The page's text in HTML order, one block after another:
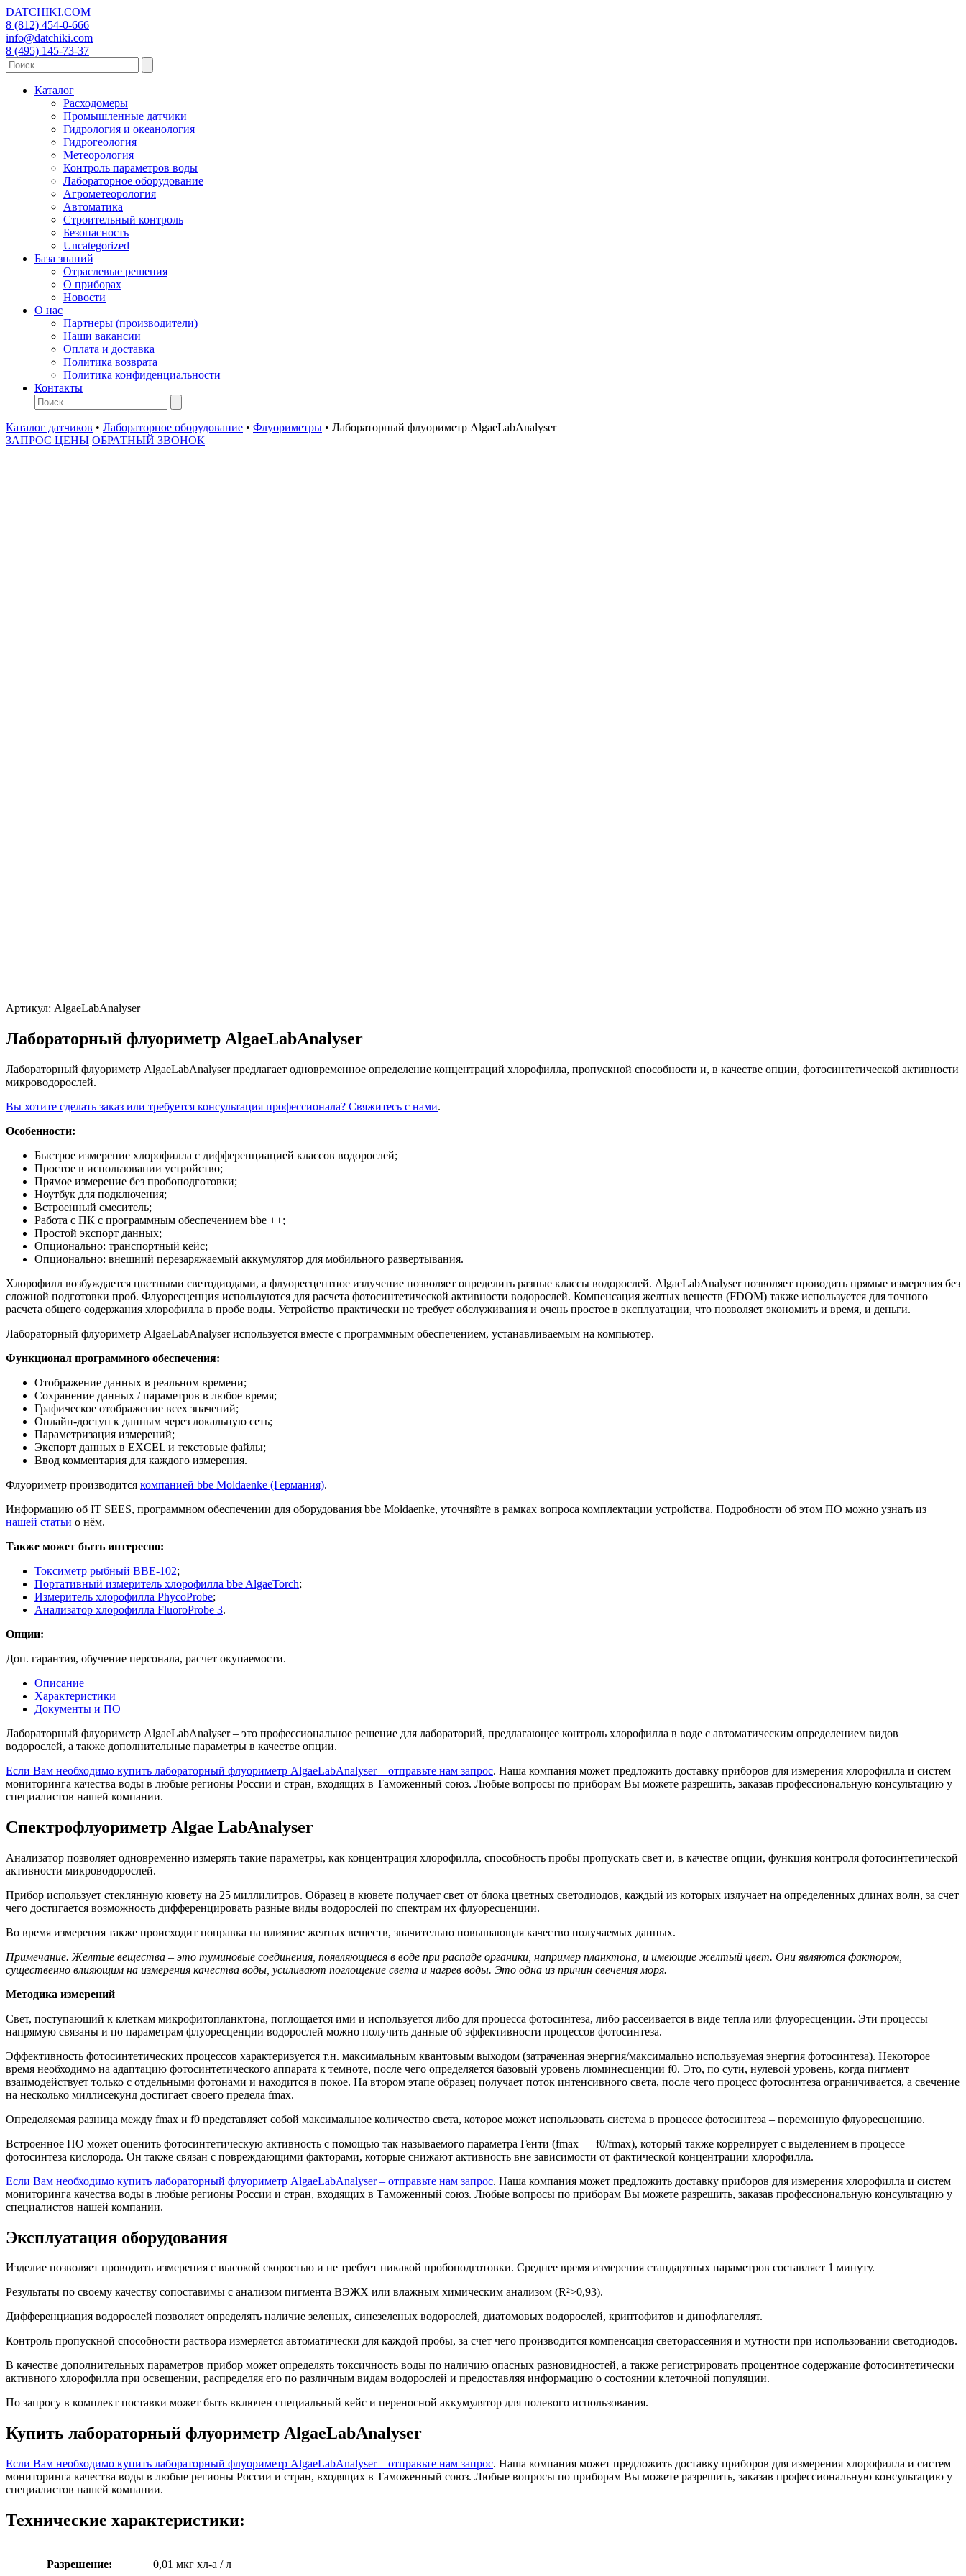
DATCHIKI.COM
8 (812) 454-0-666
info@datchiki.com
8 (495) 145-73-37
Каталог
Расходомеры
Промышленные датчики
Гидрология и океанология
Гидрогеология
Метеорология
Контроль параметров воды
Лабораторное оборудование
Агрометеорология
Автоматика
Строительный контроль
Безопасность
Uncategorized
База знаний
Отраслевые решения
О приборах
Новости
О нас
Партнеры (производители)
Наши вакансии
Оплата и доставка
Политика возврата
Политика конфиденциальности
Контакты
Каталог датчиков • Лабораторное оборудование • Флуориметры • Лабораторный флуориметр AlgaeLabAnalyser
ЗАПРОС ЦЕНЫ ОБРАТНЫЙ ЗВОНОК
Артикул: AlgaeLabAnalyser
Лабораторный флуориметр AlgaeLabAnalyser
Лабораторный флуориметр AlgaeLabAnalyser предлагает одновременное определение концентраций хлорофилла, пропускной способности и, в качестве опции, фотосинтетической активности
микроводорослей.
Вы хотите сделать заказ или требуется консультация профессионала? Свяжитесь с нами.
Особенности:
Быстрое измерение хлорофилла с дифференциацией классов водорослей;
Простое в использовании устройство;
Прямое измерение без пробоподготовки;
Ноутбук для подключения;
Встроенный смеситель;
Работа с ПК с программным обеспечением bbe ++;
Простой экспорт данных;
Опционально: транспортный кейс;
Опционально: внешний перезаряжаемый аккумулятор для мобильного развертывания.
Хлорофилл возбуждается цветными светодиодами, а флуоресцентное излучение позволяет определить разные классы водорослей. AlgaeLabAnalyser позволяет проводить прямые измерения без
сложной подготовки проб. Флуоресценция используются для расчета фотосинтетической активности водорослей. Компенсация желтых веществ (FDOM) также используется для точного
расчета общего содержания хлорофилла в пробе воды. Устройство практически не требует обслуживания и очень простое в эксплуатации, что позволяет экономить и время, и деньги.
Лабораторный флуориметр AlgaeLabAnalyser используется вместе с программным обеспечением, устанавливаемым на компьютер.
Функционал программного обеспечения:
Отображение данных в реальном времени;
Сохранение данных / параметров в любое время;
Графическое отображение всех значений;
Онлайн-доступ к данным через локальную сеть;
Параметризация измерений;
Экспорт данных в EXCEL и текстовые файлы;
Ввод комментария для каждого измерения.
Флуориметр производится компанией bbe Moldaenke (Германия).
Информацию об IT SEES, программном обеспечении для оборудования bbe Moldaenke, уточняйте в рамках вопроса комплектации устройства. Подробности об этом ПО можно узнать из
нашей статьи о нём.
Также может быть интересно:
Токсиметр рыбный BBE-102;
Портативный измеритель хлорофилла bbe AlgaeTorch;
Измеритель хлорофилла PhycoProbe;
Анализатор хлорофилла FluoroProbe 3.
Опции:
Доп. гарантия, обучение персонала, расчет окупаемости.
Описание
Характеристики
Документы и ПО
Лабораторный флуориметр AlgaeLabAnalyser – это профессиональное решение для лабораторий, предлагающее контроль хлорофилла в воде с автоматическим определением видов
водорослей, а также дополнительные параметры в качестве опции.
Если Вам необходимо купить лабораторный флуориметр AlgaeLabAnalyser – отправьте нам запрос. Наша компания может предложить доставку приборов для измерения хлорофилла и систем
мониторинга качества воды в любые регионы России и стран, входящих в Таможенный союз. Любые вопросы по приборам Вы можете разрешить, заказав профессиональную консультацию у
специалистов нашей компании.
Спектрофлуориметр Algae LabAnalyser
Анализатор позволяет одновременно измерять такие параметры, как концентрация хлорофилла, способность пробы пропускать свет и, в качестве опции, функция контроля фотосинтетической
активности микроводорослей.
Прибор использует стеклянную кювету на 25 миллилитров. Образец в кювете получает свет от блока цветных светодиодов, каждый из которых излучает на определенных длинах волн, за счет
чего достигается возможность дифференцировать разные виды водорослей по спектрам их флуоресценции.
Во время измерения также происходит поправка на влияние желтых веществ, значительно повышающая качество получаемых данных.
Примечание. Желтые вещества – это туминовые соединения, появляющиеся в воде при распаде органики, например планктона, и имеющие желтый цвет. Они являются фактором,
существенно влияющим на измерения качества воды, усиливают поглощение света и нагрев воды. Это одна из причин свечения моря.
Методика измерений
Свет, поступающий к клеткам микрофитопланктона, поглощается ими и используется либо для процесса фотосинтеза, либо рассеивается в виде тепла или флуоресценции. Эти процессы
напрямую связаны и по параметрам флуоресценции водорослей можно получить данные об эффективности процессов фотосинтеза.
Эффективность фотосинтетических процессов характеризуется т.н. максимальным квантовым выходом (затраченная энергия/максимально используемая энергия фотосинтеза). Некоторое
время необходимо на адаптацию фотосинтетического аппарата к темноте, после чего определяется базовый уровень люминесценции f0. Это, по сути, нулевой уровень, когда пигмент
взаимодействует только с отдельными фотонами и находится в покое. На втором этапе образец получает поток интенсивного света, после чего процесс фотосинтеза ограничивается, а свечение
на несколько миллисекунд достигает своего предела fmax.
Определяемая разница между fmax и f0 представляет собой максимальное количество света, которое может использовать система в процессе фотосинтеза – переменную флуоресценцию.
Встроенное ПО может оценить фотосинтетическую активность с помощью так называемого параметра Генти (fmax — f0/fmax), который также коррелирует с выделением в процессе
фотосинтеза кислорода. Он также связан с повреждающими факторами, которые снижают активность вне зависимости от фактической концентрации хлорофилла.
Если Вам необходимо купить лабораторный флуориметр AlgaeLabAnalyser – отправьте нам запрос. Наша компания может предложить доставку приборов для измерения хлорофилла и систем
мониторинга качества воды в любые регионы России и стран, входящих в Таможенный союз. Любые вопросы по приборам Вы можете разрешить, заказав профессиональную консультацию у
специалистов нашей компании.
Эксплуатация оборудования
Изделие позволяет проводить измерения с высокой скоростью и не требует никакой пробоподготовки. Среднее время измерения стандартных параметров составляет 1 минуту.
Результаты по своему качеству сопоставимы с анализом пигмента ВЭЖХ или влажным химическим анализом (R²>0,93).
Дифференциация водорослей позволяет определять наличие зеленых, синезеленых водорослей, диатомовых водорослей, криптофитов и динофлагеллят.
Контроль пропускной способности раствора измеряется автоматически для каждой пробы, за счет чего производится компенсация светорассеяния и мутности при использовании светодиодов.
В качестве дополнительных параметров прибор может определять токсичность воды по наличию опасных разновидностей, а также регистрировать процентное содержание фотосинтетически
активного хлорофилла при освещении, распределяя его по различным видам водорослей и предоставляя информацию о состоянии клеточной популяции.
По запросу в комплект поставки может быть включен специальный кейс и переносной аккумулятор для полевого использования.
Купить лабораторный флуориметр AlgaeLabAnalyser
Если Вам необходимо купить лабораторный флуориметр AlgaeLabAnalyser – отправьте нам запрос. Наша компания может предложить доставку приборов для измерения хлорофилла и систем
мониторинга качества воды в любые регионы России и стран, входящих в Таможенный союз. Любые вопросы по приборам Вы можете разрешить, заказав профессиональную консультацию у
специалистов нашей компании.
Технические характеристики:
Разрешение: 0,01 мкг хл-а / л